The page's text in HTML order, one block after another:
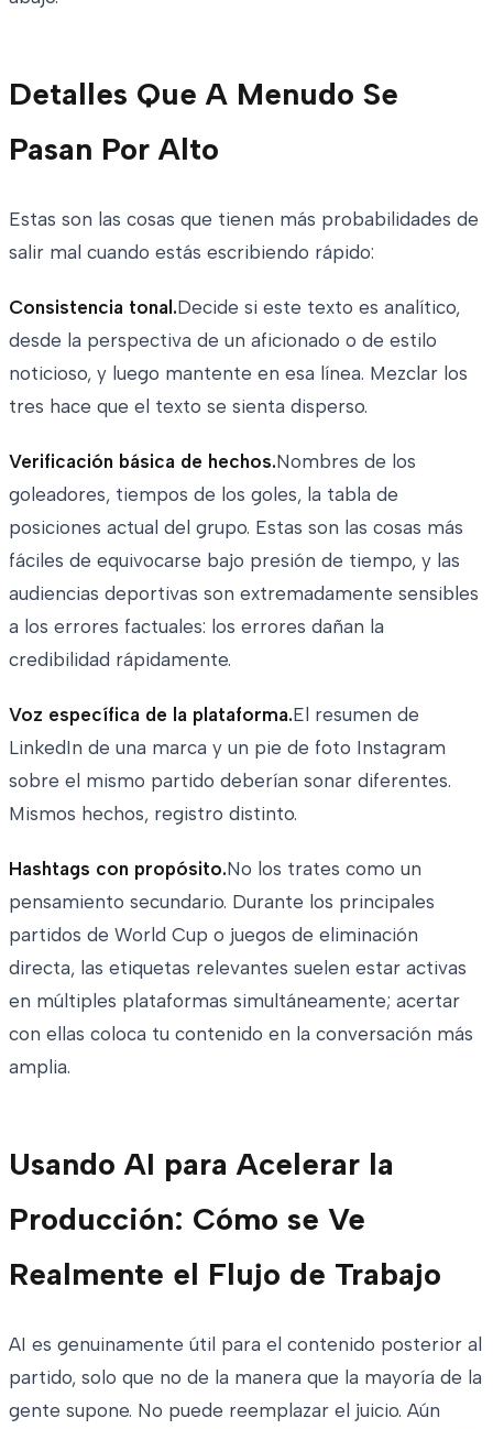
Detalles Que A Menudo Se
Pasan Por Alto
Estas son las cosas que tienen más probabilidades de
salir mal cuando estás escribiendo rápido:
Consistencia tonal.Decide si este texto es analítico,
desde la perspectiva de un aficionado o de estilo
noticioso, y luego mantente en esa línea. Mezclar los
tres hace que el texto se sienta disperso.
Verificación básica de hechos.Nombres de los
goleadores, tiempos de los goles, la tabla de
posiciones actual del grupo. Estas son las cosas más
fáciles de equivocarse bajo presión de tiempo, y las
audiencias deportivas son extremadamente sensibles
a los errores factuales: los errores dañan la
credibilidad rápidamente.
Voz específica de la plataforma.El resumen de
LinkedIn de una marca y un pie de foto Instagram
sobre el mismo partido deberían sonar diferentes.
Mismos hechos, registro distinto.
Hashtags con propósito.No los trates como un
pensamiento secundario. Durante los principales
partidos de World Cup o juegos de eliminación
directa, las etiquetas relevantes suelen estar activas
en múltiples plataformas simultáneamente; acertar
con ellas coloca tu contenido en la conversación más
amplia.
Usando AI para Acelerar la
Producción: Cómo se Ve
Realmente el Flujo de Trabajo
AI es genuinamente útil para el contenido posterior al
partido, solo que no de la manera que la mayoría de la
gente supone. No puede reemplazar el juicio. Aún